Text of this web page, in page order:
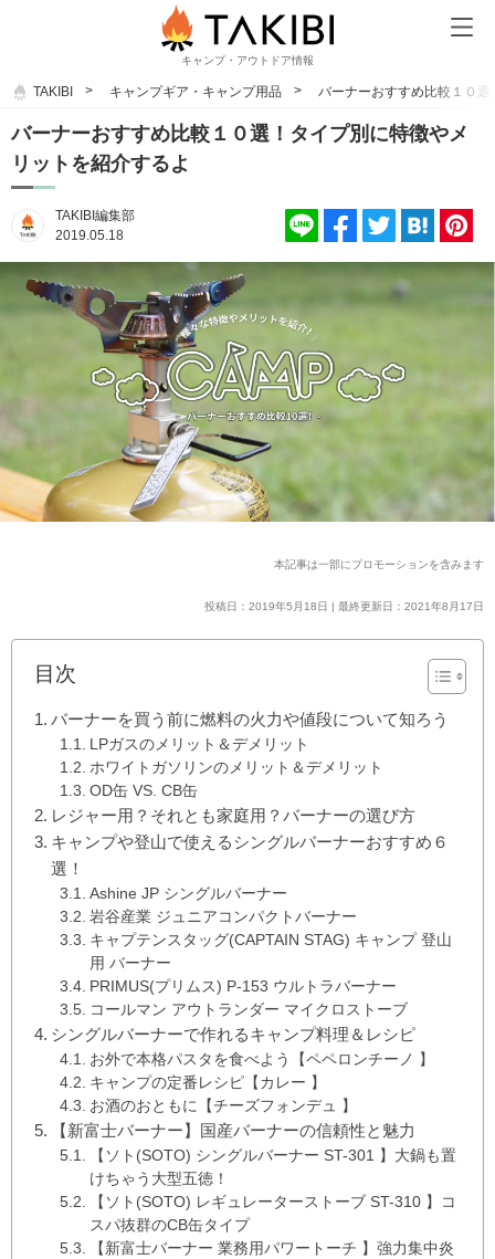
キャンプ・アウトドア情報
TAKIBI キャンプギア・キャンプ用品 バーナーおすすめ比較１０
バーナーおすすめ比較１０選！タイプ別に特徴やメ
リットを紹介するよ
TAKIBI編集部
2019.05.18
本記事は一部にプロモーションを含みます
投稿日：2019年5月18日 | 最終更新日：2021年8月17日
目次
バーナーを買う前に燃料の火力や値段について知ろう
LPガスのメリット＆デメリット
ホワイトガソリンのメリット＆デメリット
OD缶 VS. CB缶
レジャー用？それとも家庭用？バーナーの選び方
キャンプや登山で使えるシングルバーナーおすすめ６
選！
Ashine JP シングルバーナー
岩谷産業 ジュニアコンパクトバーナー
キャプテンスタッグ(CAPTAIN STAG) キャンプ 登山
用 バーナー
PRIMUS(プリムス) P-153 ウルトラバーナー
コールマン アウトランダー マイクロストーブ
シングルバーナーで作れるキャンプ料理＆レシピ
お外で本格パスタを食べよう【ペペロンチーノ 】
キャンプの定番レシピ【カレー 】
お酒のおともに【チーズフォンデュ 】
【新富士バーナー】国産バーナーの信頼性と魅力
【ソト(SOTO) シングルバーナー ST-301 】大鍋も置
けちゃう大型五徳！
【ソト(SOTO) レギュレーターストーブ ST-310 】コ
スパ抜群のCB缶タイプ
【新富士バーナー 業務用パワートーチ 】強力集中炎